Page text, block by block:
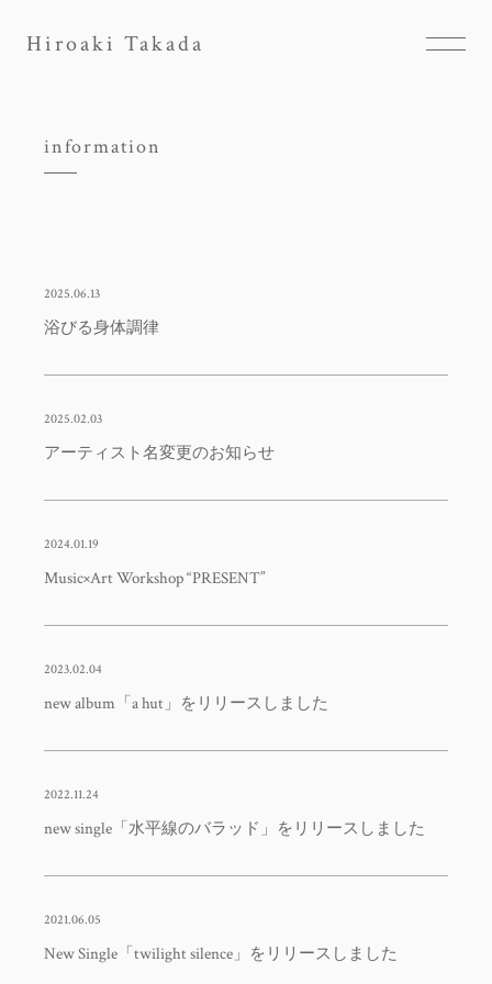
Hiroaki Takada
information
2025.06.13
浴びる身体調律
2025.02.03
アーティスト名変更のお知らせ
2024.01.19
Music×Art Workshop “PRESENT”
2023.02.04
new album「a hut」をリリースしました
2022.11.24
new single「水平線のバラッド」をリリースしました
2021.06.05
New Single「twilight silence」をリリースしました